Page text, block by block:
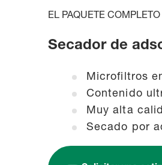
EL PAQUETE
Secador de
Microfiltros
Contenido
Muy alta
Secado por